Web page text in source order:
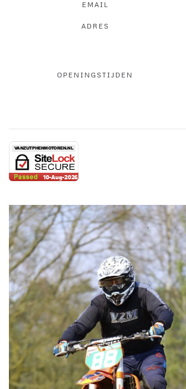
EMAIL
ADRES
OPENINGSTIJDEN